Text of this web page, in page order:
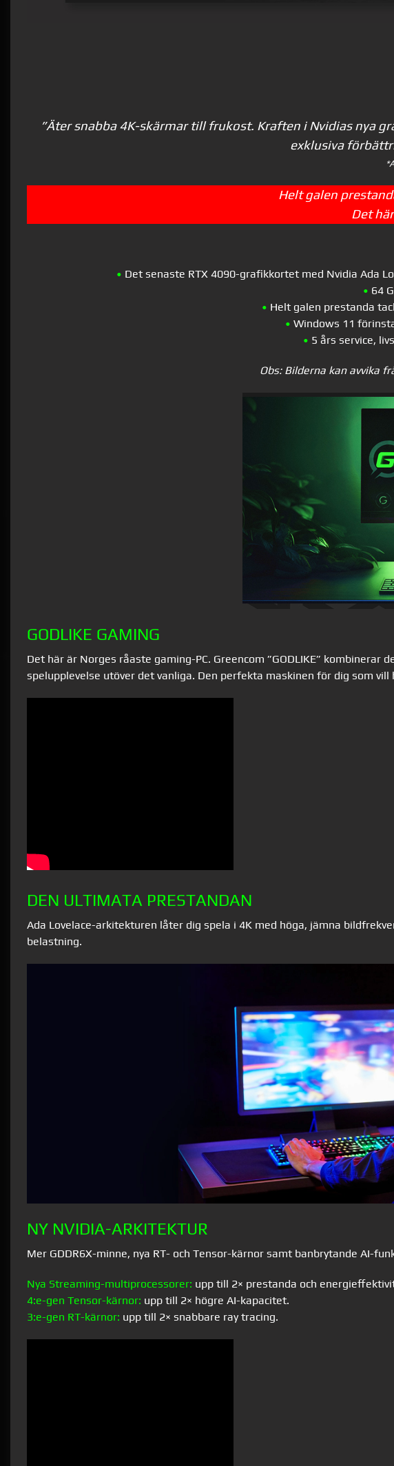
”Äter snabba 4K-skärmar till frukost. Kraften i Nvidias nya
exklusiva
Helt galen
Det
• Det senaste RTX 4090-grafikkortet med Nvidia Ada
• 64
• Helt galen prestanda
• Windows 11
• 5 års service,
Obs: Bilderna kan avvika
GODLIKE GAMING
Det här är Norges råaste gaming-PC. Greencom ”GODLIKE”
spelupplevelse utöver det vanliga. Den perfekta maskinen för dig som
DEN ULTIMATA PRESTANDAN
Ada Lovelace-arkitekturen låter dig spela i 4K med höga, jämna
belastning.
NY NVIDIA-ARKITEKTUR
Mer GDDR6X-minne, nya RT- och Tensor-kärnor samt banbrytande AI-
Nya Streaming-multiprocessorer: upp till 2× prestanda och
4:e-gen Tensor-kärnor: upp till 2× högre AI-kapacitet.
3:e-gen RT-kärnor: upp till 2× snabbare ray tracing.